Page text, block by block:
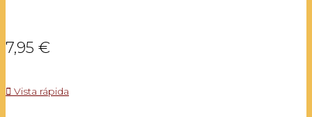
7,95 €
 Vista rápida